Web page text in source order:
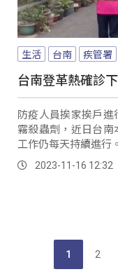
生活 台南 疾管署
台南登革熱確診
防疫人員挨家挨戶
霧殺蟲劑，近日台
工作仍每天持續進行。
2023-11-16 12:32
1 2